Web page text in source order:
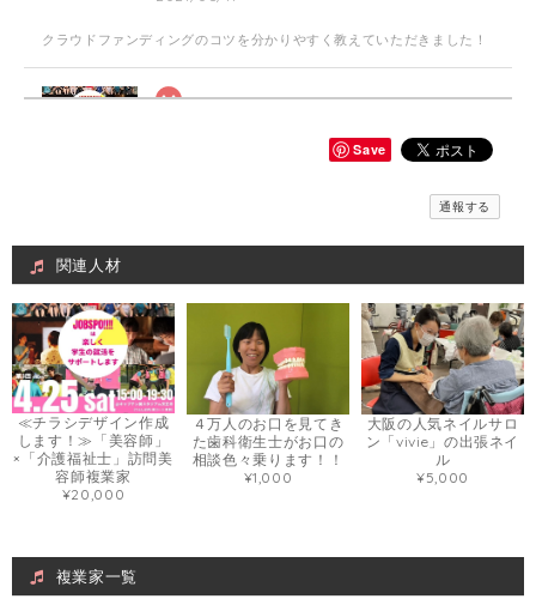
クラウドファンディングのコツを分かりやすく教えていただきました！
チラシ作成片面 数量（１）個
何度か修正お願いしたのですが親切丁寧に対応いただきイメージ通りに
Web画像制作＃福祉用具専門相談員
Webで使いたい画像
2021/03/08
とても丁寧でデザインの相談も柔軟に対応いただきました。
旅好きナースによる看護・介護付き旅行の相談
実体験を踏まえた説明がとてもわかりやすく、イメージが湧きやすかっ
たです！ 自分自身、これからの具体的な取り組み方も見つけられ大変満
Save
通報する
関連人材
≪チラシデザイン作成
します！≫「美容師」
×「介護福祉士」訪問美
容師複業家
¥20,000
４万人のお口を見てき
た歯科衛生士がお口の
相談色々乗ります！！
¥1,000
大阪の人気ネイルサロ
ン「vivie」の出張ネイ
ル
¥5,000
複業家一覧